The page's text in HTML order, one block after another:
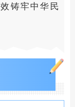
铸牢中华民